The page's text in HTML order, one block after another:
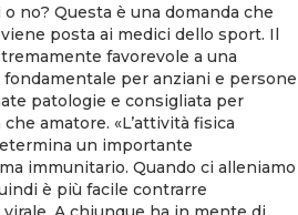
no? Questa è una domanda che
posta ai medici dello sport. Il
favorevole a una
per anziani e persone
patologie e consigliata per
amatore. «L’attività fisica
un importante
immunitario. Quando ci alleniamo
è più facile contrarre